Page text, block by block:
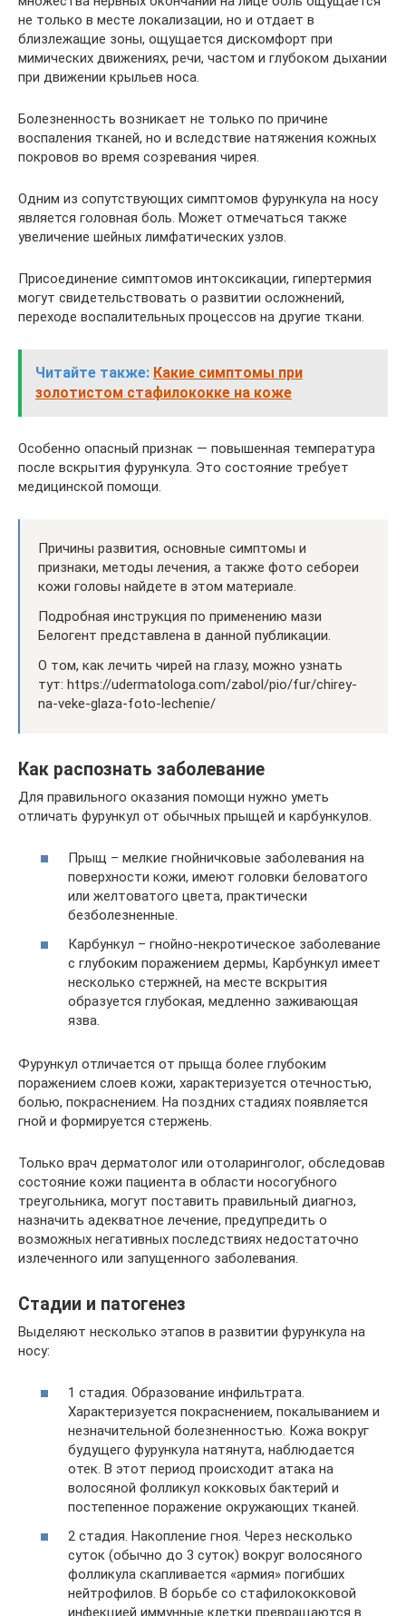
не только в месте локализации, но и отдает в
близлежащие зоны, ощущается дискомфорт при
мимических движениях, речи, частом и глубоком дыхании
при движении крыльев носа.
Болезненность возникает не только по причине
воспаления тканей, но и вследствие натяжения кожных
покровов во время созревания чирея.
Одним из сопутствующих симптомов фурункула на носу
является головная боль. Может отмечаться также
увеличение шейных лимфатических узлов.
Присоединение симптомов интоксикации, гипертермия
могут свидетельствовать о развитии осложнений,
переходе воспалительных процессов на другие ткани.
Читайте также: Какие симптомы при
золотистом стафилококке на коже
Особенно опасный признак — повышенная температура
после вскрытия фурункула. Это состояние требует
медицинской помощи.
Причины развития, основные симптомы и
признаки, методы лечения, а также фото себореи
кожи головы найдете в этом материале.
Подробная инструкция по применению мази
Белогент представлена в данной публикации.
О том, как лечить чирей на глазу, можно узнать
тут: https://udermatologa.com/zabol/pio/fur/chirey-
na-veke-glaza-foto-lechenie/
Как распознать заболевание
Для правильного оказания помощи нужно уметь
отличать фурункул от обычных прыщей и карбункулов.
Прыщ – мелкие гнойничковые заболевания на
поверхности кожи, имеют головки беловатого
или желтоватого цвета, практически
безболезненные.
Карбункул – гнойно-некротическое заболевание
с глубоким поражением дермы, Карбункул имеет
несколько стержней, на месте вскрытия
образуется глубокая, медленно заживающая
язва.
Фурункул отличается от прыща более глубоким
поражением слоев кожи, характеризуется отечностью,
болью, покраснением. На поздних стадиях появляется
гной и формируется стержень.
Только врач дерматолог или отоларинголог, обследовав
состояние кожи пациента в области носогубного
треугольника, могут поставить правильный диагноз,
назначить адекватное лечение, предупредить о
возможных негативных последствиях недостаточно
излеченного или запущенного заболевания.
Стадии и патогенез
Выделяют несколько этапов в развитии фурункула на
носу:
1 стадия. Образование инфильтрата.
Характеризуется покраснением, покалыванием и
незначительной болезненностью. Кожа вокруг
будущего фурункула натянута, наблюдается
отек. В этот период происходит атака на
волосяной фолликул кокковых бактерий и
постепенное поражение окружающих тканей.
2 стадия. Накопление гноя. Через несколько
суток (обычно до 3 суток) вокруг волосяного
фолликула скапливается «армия» погибших
нейтрофилов. В борьбе со стафилококковой
инфекцией иммунные клетки превращаются в